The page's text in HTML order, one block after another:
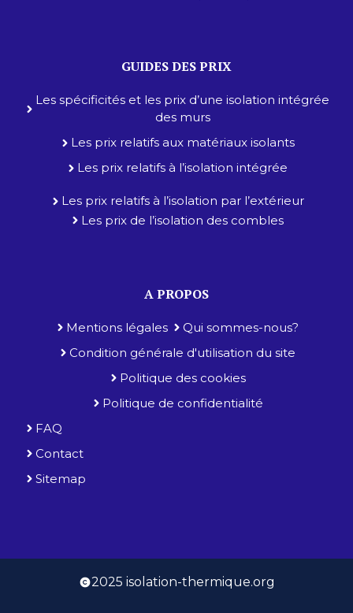
GUIDES DES PRIX
Les spécificités et les prix d’une isolation intégrée
des murs
Les prix relatifs aux matériaux isolants
Les prix relatifs à l’isolation intégrée
Les prix relatifs à l’isolation par l’extérieur
Les prix de l’isolation des combles
A PROPOS
Mentions légales
Qui sommes-nous?
Condition générale d'utilisation du site
Politique des cookies
Politique de confidentialité
FAQ
Contact
Sitemap
2025 isolation-thermique.org